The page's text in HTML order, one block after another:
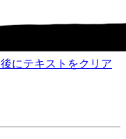
にテキストをクリア